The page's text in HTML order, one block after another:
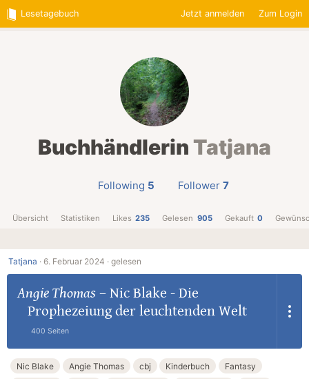
Lesetagebuch Jetzt anmelden Zum Login
Buchhändlerin Tatjana
Following 5 Follower 7
Übersicht Statistiken Likes 235 Gelesen 905 Gekauft 0
Tatjana · 6. Februar 2024 · gelesen
Angie Thomas – Nic Blake - Die
Prophezeiung der leuchtenden Welt
400 Seiten
Nic Blake Angie Thomas cbj Kinderbuch
Fantasy